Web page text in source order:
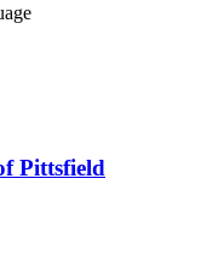
Pittsfield